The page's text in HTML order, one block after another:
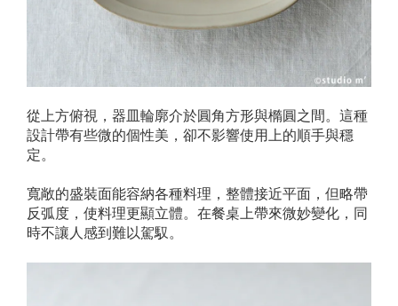
從上方俯視，器皿輪廓介於圓角方形與橢圓之間。這種
設計帶有些微的個性美，卻不影響使用上的順手與穩
定。
寬敞的盛裝面能容納各種料理，整體接近平面，但略帶
反弧度，使料理更顯立體。在餐桌上帶來微妙變化，同
時不讓人感到難以駕馭。